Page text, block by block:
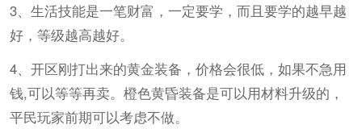
3、生活技能是一笔财富，一定要学，而且要学的越早越
好，等级越高越好。
4、开区刚打出来的黄金装备，价格会很低，如果不急用
钱,可以等等再卖。橙色黄昏装备是可以用材料升级的，
平民玩家前期可以考虑不做。